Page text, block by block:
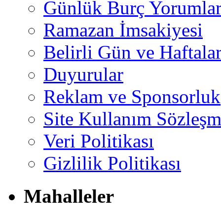
Günlük Burç
Ramazan İmsakiyesi
Belirli Gün ve
Duyurular
Reklam ve Sponsorluk
Site Kullanım
Veri Politikası
Gizlilik Politikası
Mahalleler